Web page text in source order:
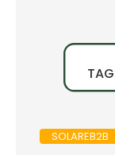
SOLAREB2B